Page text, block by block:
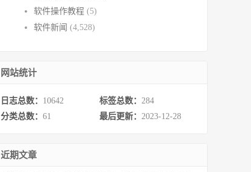
软件操作教程 (5)
软件新闻 (4,528)
网站统计
日志总数： 10642 标签总数： 284
分类总数： 61 最后更新： 2023-12-28
近期文章